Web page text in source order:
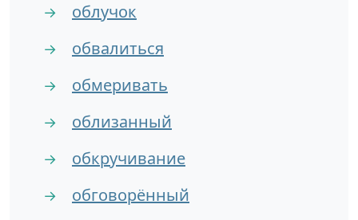
→ облучок
→ обвалиться
→ обмеривать
→ облизанный
→ обкручивание
→ обговорённый